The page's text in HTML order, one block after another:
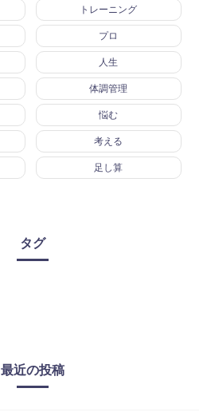
トレーニング
プロ
人生
体調管理
悩む
考える
足し算
タグ
最近の投稿